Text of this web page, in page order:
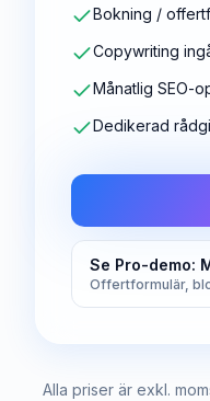
Bokning /
Copywriting
Månatlig SEO-
Dedikerad
Se Pro-demo:
Offertformulär,
Alla priser är exkl.